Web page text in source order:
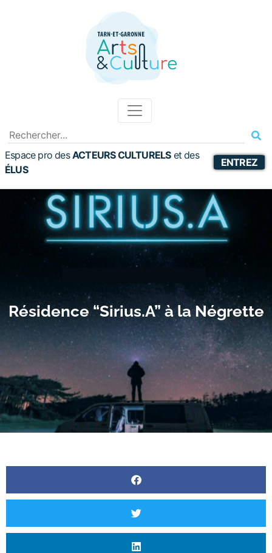
Espace pro desACTEURS CULTURELS etdes
ÉLUS
ENTREZ
Résidence “Sirius.A” à la Négrette